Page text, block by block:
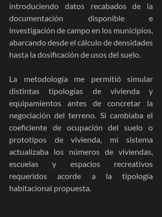
introduciendo datos recabados de la
documentación disponible e
investigación de campo en los municipios,
abarcando desde el cálculo de densidades
hasta la dosificación de usos del suelo.
La metodología me permitió simular
distintas tipologías de vivienda y
equipamientos antes de concretar la
negociación del terreno. Si cambiaba el
coeficiente de ocupación del suelo o
prototipos de vivienda, mi sistema
actualizaba los números de viviendas,
escuelas y espacios recreativos
requeridos acorde a la tipología
habitacional propuesta.